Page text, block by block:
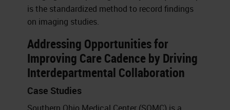
is the standardized method to record findings
on imaging studies.
Addressing Opportunities for
Improving Care Cadence by Driving
Interdepartmental Collaboration
Case Studies